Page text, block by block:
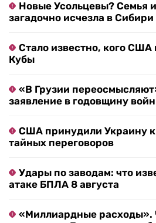
Новые Усольцевы? Семья
загадочно исчезла в Сибири
Стало известно, кого США
Кубы
«В Грузии
заявление в годовщину
США принудили Украину к
тайных переговоров
Удары по заводам: что
атаке БПЛА 8 августа
«Миллиардные расходы».